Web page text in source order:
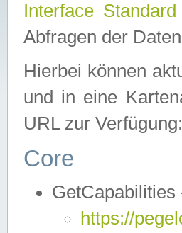
Interface
Abfragen der
Hierbei können
und in eine
URL zur Verfügung:
Core
GetCapabilities
https://